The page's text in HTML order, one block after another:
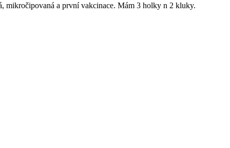
mikročipovaná a první vakcinace. Mám 3 holky n 2 kluky.